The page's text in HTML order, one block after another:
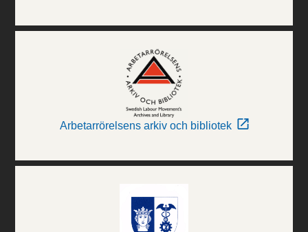
Arbetarrörelsens arkiv och bibliotek